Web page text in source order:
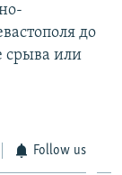
до
срыва или
Follow us